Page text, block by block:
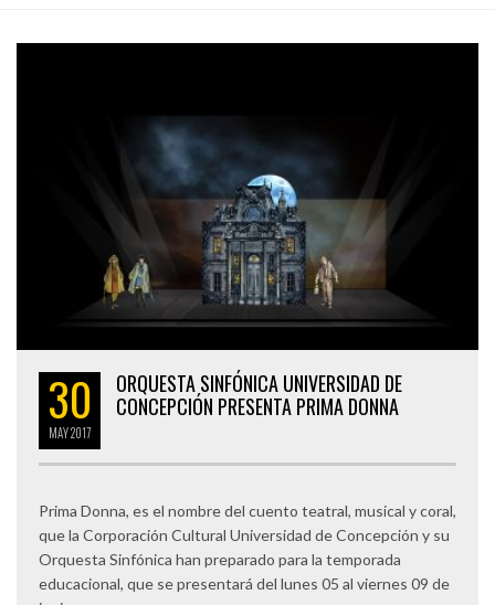
30
MAY2017
ORQUESTA SINFÓNICA UNIVERSIDAD DE
CONCEPCIÓN PRESENTA PRIMA DONNA
Prima Donna, es el nombre del cuento teatral, musical y coral,
que la Corporación Cultural Universidad de Concepción y su
Orquesta Sinfónica han preparado para la temporada
educacional, que se presentará del lunes 05 al viernes 09 de